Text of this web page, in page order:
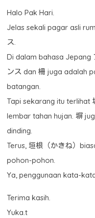
Halo Pak Hari.
Jelas sekali pagar asli
ス.
Di dalam bahasa
ンス dan 柵 juga adalah
batangan.
Tapi sekarang itu terlihat
lembar tahan hujan. 塀
dinding.
Terus, 垣根（かきね）
pohon-pohon.
Ya, penggunaan kata-
Terima kasih.
Yuka.t